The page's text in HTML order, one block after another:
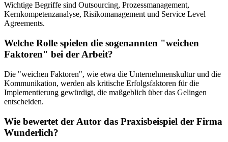
Wichtige Begriffe sind Outsourcing, Prozessmanagement,
Kernkompetenzanalyse, Risikomanagement und Service Level
Agreements.
Welche Rolle spielen die sogenannten "weichen
Faktoren" bei der Arbeit?
Die "weichen Faktoren", wie etwa die Unternehmenskultur und die
Kommunikation, werden als kritische Erfolgsfaktoren für die
Implementierung gewürdigt, die maßgeblich über das Gelingen
entscheiden.
Wie bewertet der Autor das Praxisbeispiel der Firma
Wunderlich?